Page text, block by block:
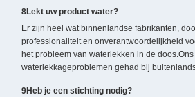
8Lekt uw product water?
Er zijn heel wat binnenlandse fabrikanten,
professionaliteit en onverantwoordelijkheid
het probleem van waterlekken in de
waterlekkageproblemen gehad bij
9Heb je een stichting nodig?